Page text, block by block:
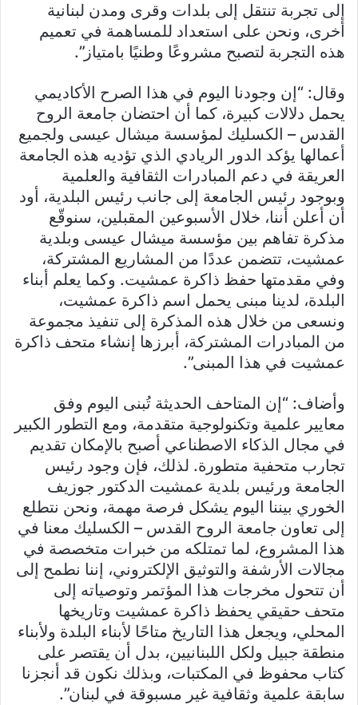
إلى تجربة تنتقل إلى بلدات وقرى ومدن لبنانية
أخرى، ونحن على استعداد للمساهمة في تعميم
هذه التجربة لتصبح مشروعًا وطنيًا بامتياز”.
وقال: “إن وجودنا اليوم في هذا الصرح الأكاديمي
يحمل دلالات كبيرة، كما أن احتضان جامعة الروح
القدس – الكسليك لمؤسسة ميشال عيسى ولجميع
أعمالها يؤكد الدور الريادي الذي تؤديه هذه الجامعة
العريقة في دعم المبادرات الثقافية والعلمية
وبوجود رئيس الجامعة إلى جانب رئيس البلدية، أود
أن أعلن أننا، خلال الأسبوعين المقبلين، سنوقّع
مذكرة تفاهم بين مؤسسة ميشال عيسى وبلدية
عمشيت، تتضمن عددًا من المشاريع المشتركة،
وفي مقدمتها حفظ ذاكرة عمشيت. وكما يعلم أبناء
البلدة، لدينا مبنى يحمل اسم ذاكرة عمشيت،
ونسعى من خلال هذه المذكرة إلى تنفيذ مجموعة
من المبادرات المشتركة، أبرزها إنشاء متحف ذاكرة
عمشيت في هذا المبنى”.
وأضاف: “إن المتاحف الحديثة تُبنى اليوم وفق
معايير علمية وتكنولوجية متقدمة، ومع التطور الكبير
في مجال الذكاء الاصطناعي أصبح بالإمكان تقديم
تجارب متحفية متطورة. لذلك، فإن وجود رئيس
الجامعة ورئيس بلدية عمشيت الدكتور جوزيف
الخوري بيننا اليوم يشكل فرصة مهمة، ونحن نتطلع
إلى تعاون جامعة الروح القدس – الكسليك معنا في
هذا المشروع، لما تمتلكه من خبرات متخصصة في
مجالات الأرشفة والتوثيق الإلكتروني، إننا نطمح إلى
أن تتحول مخرجات هذا المؤتمر وتوصياته إلى
متحف حقيقي يحفظ ذاكرة عمشيت وتاريخها
المحلي، ويجعل هذا التاريخ متاحًا لأبناء البلدة ولأبناء
منطقة جبيل ولكل اللبنانيين، بدل أن يقتصر على
كتاب محفوظ في المكتبات، وبذلك نكون قد أنجزنا
سابقة علمية وثقافية غير مسبوقة في لبنان”.